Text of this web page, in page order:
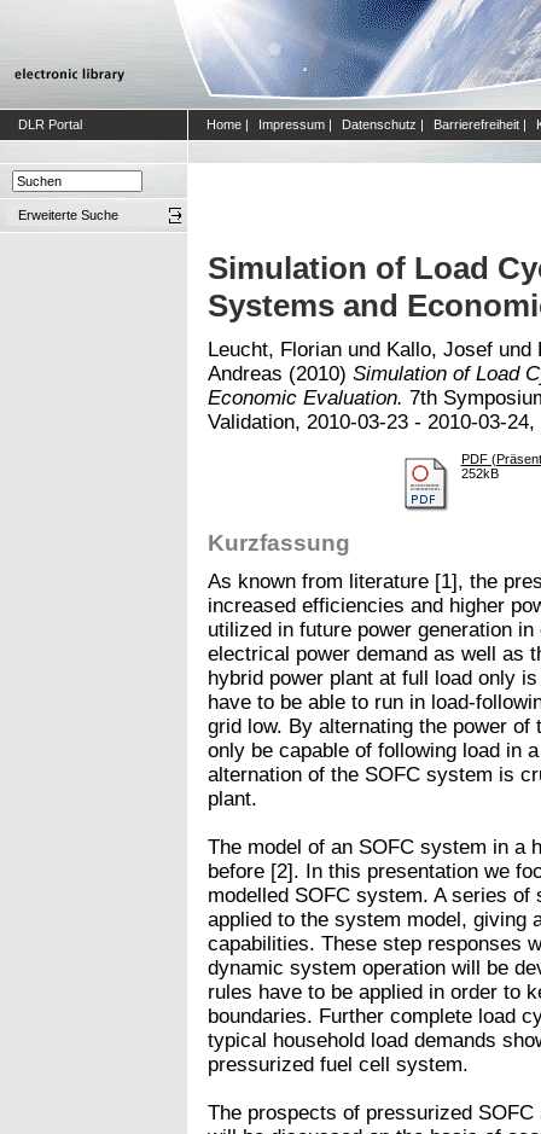
DLR Portal Home | Impressum | Datenschutz | Barrierefreiheit |
Erweiterte Suche
Simulation of Load
Systems and
Leucht, Florian und Kallo, Josef und
Andreas (2010) Simulation of Load
Economic Evaluation. 7th
Validation, 2010-03-23 - 2010-03-
PDF
252kB
Kurzfassung
As known from literature [1], the
increased efficiencies and higher
utilized in future power generation
electrical power demand as well as
hybrid power plant at full load only
have to be able to run in load-
grid low. By alternating the power
only be capable of following load in
alternation of the SOFC system is
plant.
The model of an SOFC system in a
before [2]. In this presentation we
modelled SOFC system. A series
applied to the system model, giving
capabilities. These step responses
dynamic system operation will be
rules have to be applied in order to
boundaries. Further complete load
typical household load demands
pressurized fuel cell system.
The prospects of pressurized